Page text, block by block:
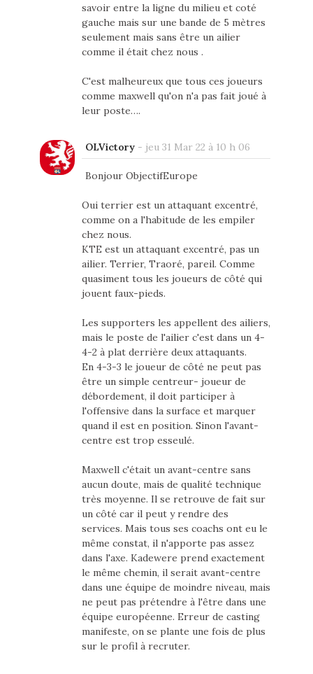
savoir entre la ligne du milieu et coté
gauche mais sur une bande de 5 mètres
seulement mais sans être un ailier
comme il était chez nous .
C'est malheureux que tous ces joueurs
comme maxwell qu'on n'a pas fait joué à
leur poste….
OLVictory- jeu 31 Mar 22 à 10 h 06
Bonjour ObjectifEurope
Oui terrier est un attaquant excentré,
comme on a l'habitude de les empiler
chez nous.
KTE est un attaquant excentré, pas un
ailier. Terrier, Traoré, pareil. Comme
quasiment tous les joueurs de côté qui
jouent faux-pieds.
Les supporters les appellent des ailiers,
mais le poste de l'ailier c'est dans un 4-
4-2 à plat derrière deux attaquants.
En 4-3-3 le joueur de côté ne peut pas
être un simple centreur- joueur de
débordement, il doit participer à
l'offensive dans la surface et marquer
quand il est en position. Sinon l'avant-
centre est trop esseulé.
Maxwell c'était un avant-centre sans
aucun doute, mais de qualité technique
très moyenne. Il se retrouve de fait sur
un côté car il peut y rendre des
services. Mais tous ses coachs ont eu le
même constat, il n'apporte pas assez
dans l'axe. Kadewere prend exactement
le même chemin, il serait avant-centre
dans une équipe de moindre niveau, mais
ne peut pas prétendre à l'être dans une
équipe européenne. Erreur de casting
manifeste, on se plante une fois de plus
sur le profil à recruter.